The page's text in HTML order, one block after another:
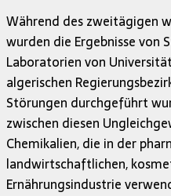
Während des zweitägigen
wurden die Ergebnisse von
Laboratorien von
algerischen
Störungen durchgeführt
zwischen diesen
Chemikalien, die in der
landwirtschaftlichen,
Ernährungsindustrie